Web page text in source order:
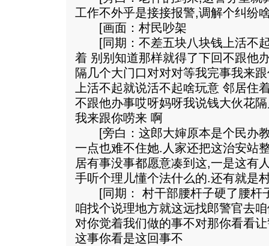
工作不外乎是接接报警,调解个纠纷
[画面：村民吵架
[同期：不差五块八块钱上活不起
着 别别知道那样就得了下回不跟他
隔几个大门口对对对等我完事我来
上活不起就说活不起啥玩意 邻居住
不跟他办事哎呀妈呀我说钱大伙花
我来跟你唠来 啊
[旁白：这郎大婶原本是个民办教
一点也难不住她.人家还把这治安站
居有事没事都愿意凑到这,一是这有
手听个理儿懂个法什么的.还有就是
[同期： 村干部腰杆子硬了腰杆
咱找个说理地方就这远找郎警官去
对你觉着我们做的事不对那你看看
这事你看是这回事不